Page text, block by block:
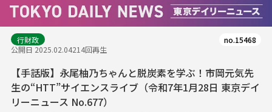
行財政
公開日 2025.02.04214回再生
no.15468
【手話版】永尾柚乃ちゃんと脱炭素を学ぶ！市岡元気先
生の“HTT”サイエンスライブ（令和7年1月28日 東京デイ
リーニュース No.677）